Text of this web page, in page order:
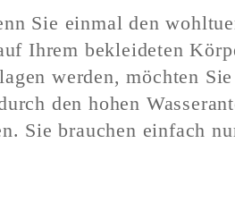
Sie einmal den
Ihrem bekleideten
werden, möchten
den hohen
Sie brauchen einfach